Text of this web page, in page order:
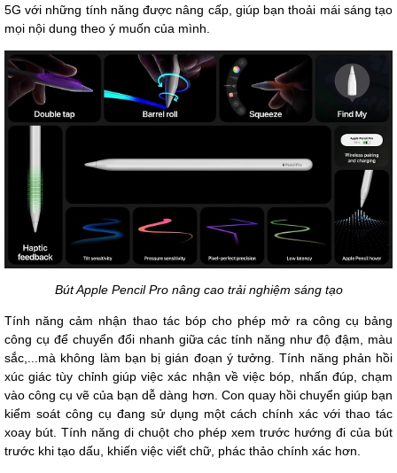
5G với những tính năng được nâng cấp, giúp bạn thoải mái sáng tạo
mọi nội dung theo ý muốn của mình.
Bút Apple Pencil Pro nâng cao trải nghiệm sáng tạo
Tính năng cảm nhận thao tác bóp cho phép mở ra công cụ bảng
công cụ để chuyển đổi nhanh giữa các tính năng như độ đậm, màu
sắc,...mà không làm bạn bị gián đoạn ý tưởng. Tính năng phản hồi
xúc giác tùy chỉnh giúp việc xác nhận về việc bóp, nhấn đúp, chạm
vào công cụ vẽ của bạn dễ dàng hơn. Con quay hồi chuyển giúp bạn
kiểm soát công cụ đang sử dụng một cách chính xác với thao tác
xoay bút. Tính năng di chuột cho phép xem trước hướng đi của bút
trước khi tạo dấu, khiến việc viết chữ, phác thảo chính xác hơn.